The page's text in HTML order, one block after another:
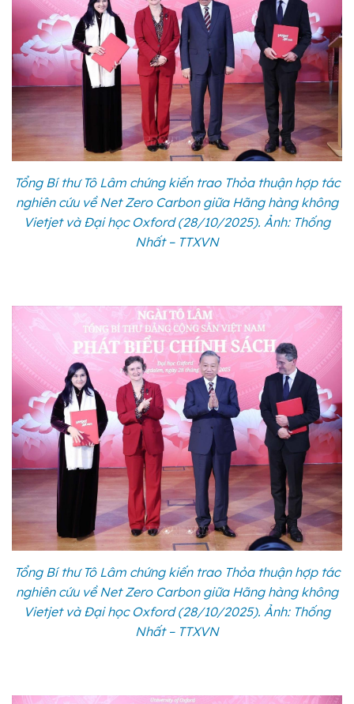
Tổng Bí thư Tô Lâm chứng kiến trao Thỏa thuận hợp tác
nghiên cứu về Net Zero Carbon giữa Hãng hàng không
Vietjet và Đại học Oxford (28/10/2025). Ảnh: Thống
Nhất – TTXVN
Tổng Bí thư Tô Lâm chứng kiến trao Thỏa thuận hợp tác
nghiên cứu về Net Zero Carbon giữa Hãng hàng không
Vietjet và Đại học Oxford (28/10/2025). Ảnh: Thống
Nhất – TTXVN